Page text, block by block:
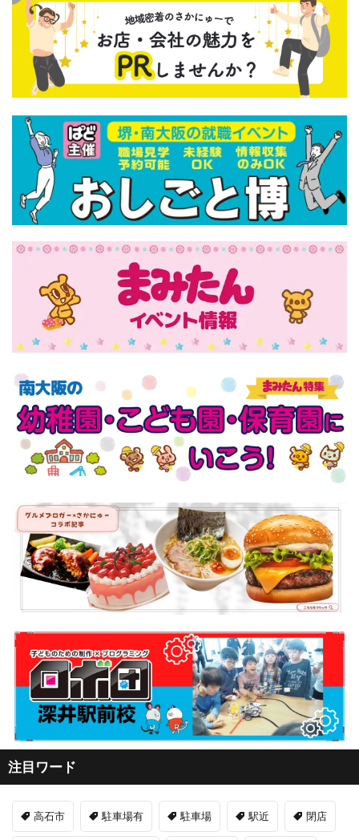
注目ワード
高石市 駐車場有 駐車場 駅近 閉店